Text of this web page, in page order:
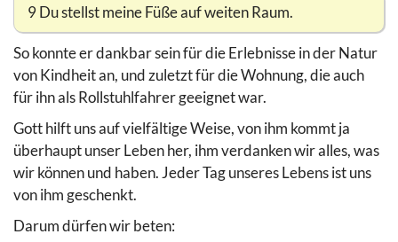
9 Du stellst meine Füße auf weiten Raum.
So konnte er dankbar sein für die Erlebnisse in der Natur
von Kindheit an, und zuletzt für die Wohnung, die auch
für ihn als Rollstuhlfahrer geeignet war.
Gott hilft uns auf vielfältige Weise, von ihm kommt ja
überhaupt unser Leben her, ihm verdanken wir alles, was
wir können und haben. Jeder Tag unseres Lebens ist uns
von ihm geschenkt.
Darum dürfen wir beten: